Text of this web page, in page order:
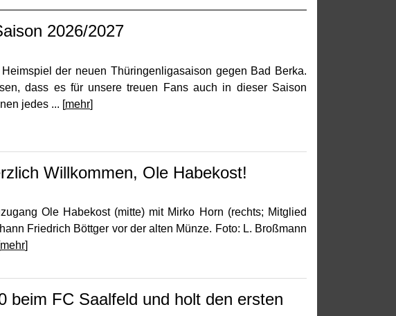
2026/2027
der neuen Thüringenligasaison gegen Bad Berka.
dass es für unsere treuen Fans auch in dieser Saison
jedes ... [mehr]
Willkommen, Ole Habekost!
Ole Habekost (mitte) mit Mirko Horn (rechts; Mitglied
Friedrich Böttger vor der alten Münze. Foto: L. Broßmann
mehr]
beim FC Saalfeld und holt den ersten